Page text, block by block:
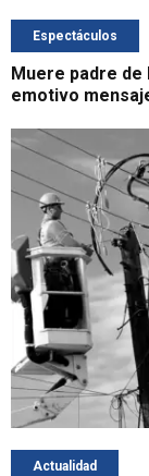
Espectáculos
Muere padre de
emotivo
Actualidad